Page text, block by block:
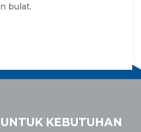
bulat.
KEBUTUHAN